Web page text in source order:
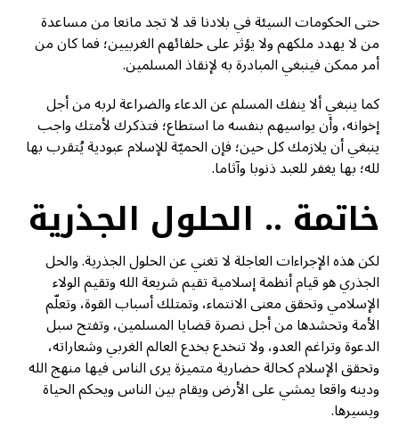
حتى الحكومات السيئة في بلادنا قد لا تجد مانعا من مساعدة
من لا يهدد ملكهم ولا يؤثر على حلفائهم الغربيين؛ فما كان من
أمر ممكن فينبغي المبادرة به لإنقاذ المسلمين.
كما ينبغي ألا ينفك المسلم عن الدعاء والضراعة لربه من أجل
إخوانه، وأن يواسيهم بنفسه ما استطاع؛ فتذكرك لأمتك واجب
ينبغي أن يلازمك كل حين؛ فإن الحميّة للإسلام عبودية يُتقرب بها
لله؛ بها يغفر للعبد ذنوبا وآثاما.
خاتمة .. الحلول الجذرية
لكن هذه الإجراءات العاجلة لا تغني عن الحلول الجذرية. والحل
الجذري هو قيام أنظمة إسلامية تقيم شريعة الله وتقيم الولاء
الإسلامي وتحقق معنى الانتماء، وتمتلك أسباب القوة، وتعلّم
الأمة وتحشدها من أجل نصرة قضايا المسلمين، وتفتح سبل
الدعوة وتراغم العدو، ولا تنخدع بخدع العالم الغربي وشعاراته،
وتحقق الإسلام كحالة حضارية متميزة يرى الناس فيها منهج الله
ودينه واقعا يمشي على الأرض ويقام بين الناس ويحكم الحياة
ويسيرها.